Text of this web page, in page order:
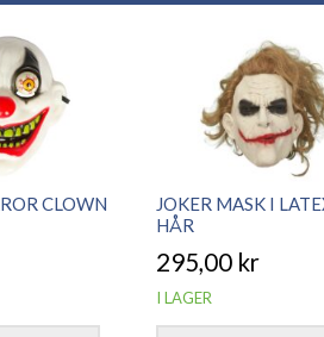
CLOWN
JOKER MASK I
HÅR
295,00 kr
I LAGER